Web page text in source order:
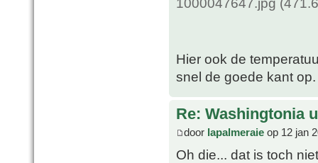
Hier ook de
snel de goede kant op.
Re: Washingtonia
door lapalmeraie op 12 jan
Oh die... dat is toch